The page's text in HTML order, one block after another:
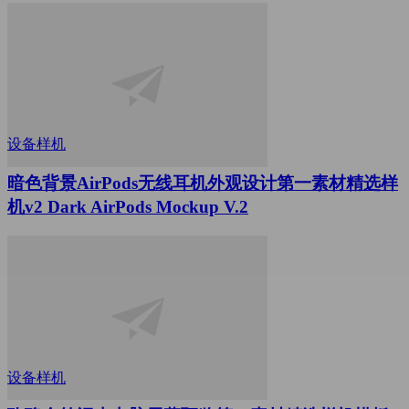
设备样机
暗色背景AirPods无线耳机外观设计第一素材精选样
机v2 Dark AirPods Mockup V.2
设备样机